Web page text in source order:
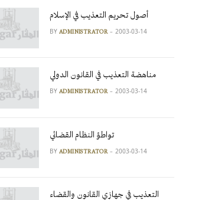
أصول تحريم التعذيب في الإسلام
BY ADMINISTRATOR 2003-03-14
مناهضة التعذيب في القانون الدولي
BY ADMINISTRATOR 2003-03-14
تواطؤ النظام القضائي
BY ADMINISTRATOR 2003-03-14
التعذيب في جهازي القانون والقضاء